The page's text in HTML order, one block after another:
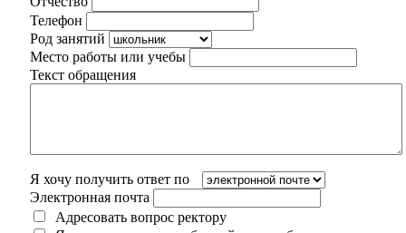
Телефон
Род занятий
Место работы или учебы
Текст обращения
Я хочу получить ответ по
Электронная почта
Адресовать вопрос ректору